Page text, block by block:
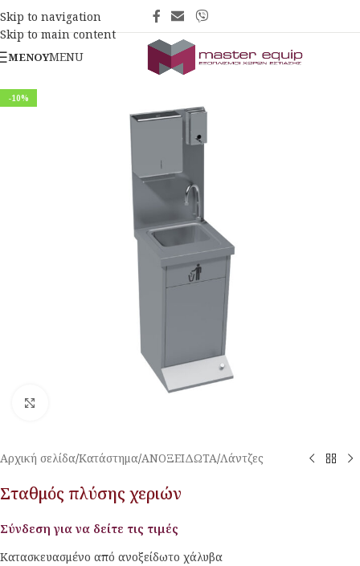
Skip to navigation
Skip to main content
ΜΕΝΟΎMENU
-10%
Αρχική σελίδα/Κατάστημα/ΑΝΟΞΕΙΔΩΤΑ/Λάντζες
Σταθμός πλύσης χεριών
Σύνδεση για να δείτε τις τιμές
Κατασκευασμένο από ανοξείδωτο χάλυβα